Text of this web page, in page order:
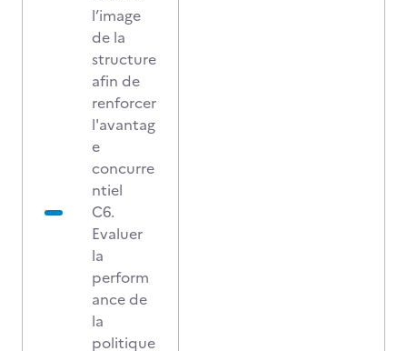
l’image
de la
structure
afin de
renforcer
l'avantag
e
concurre
ntiel
C6.
Evaluer
la
perform
ance de
la
politique